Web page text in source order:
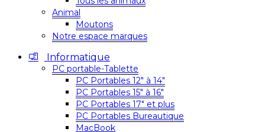
Animal
Moutons
Notre espace marques
Informatique
PC portable-Tablette
PC Portables 12″ à 14″
PC Portables 15″ à 16″
PC Portables 17″ et plus
PC Portables Bureautique
MacBook